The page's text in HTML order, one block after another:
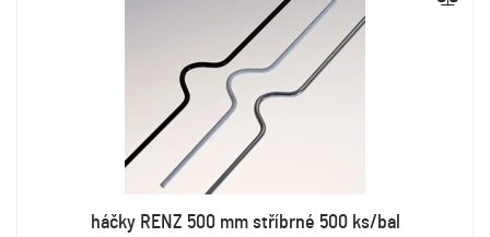
háčky RENZ 500 mm stříbrné 500 ks/bal